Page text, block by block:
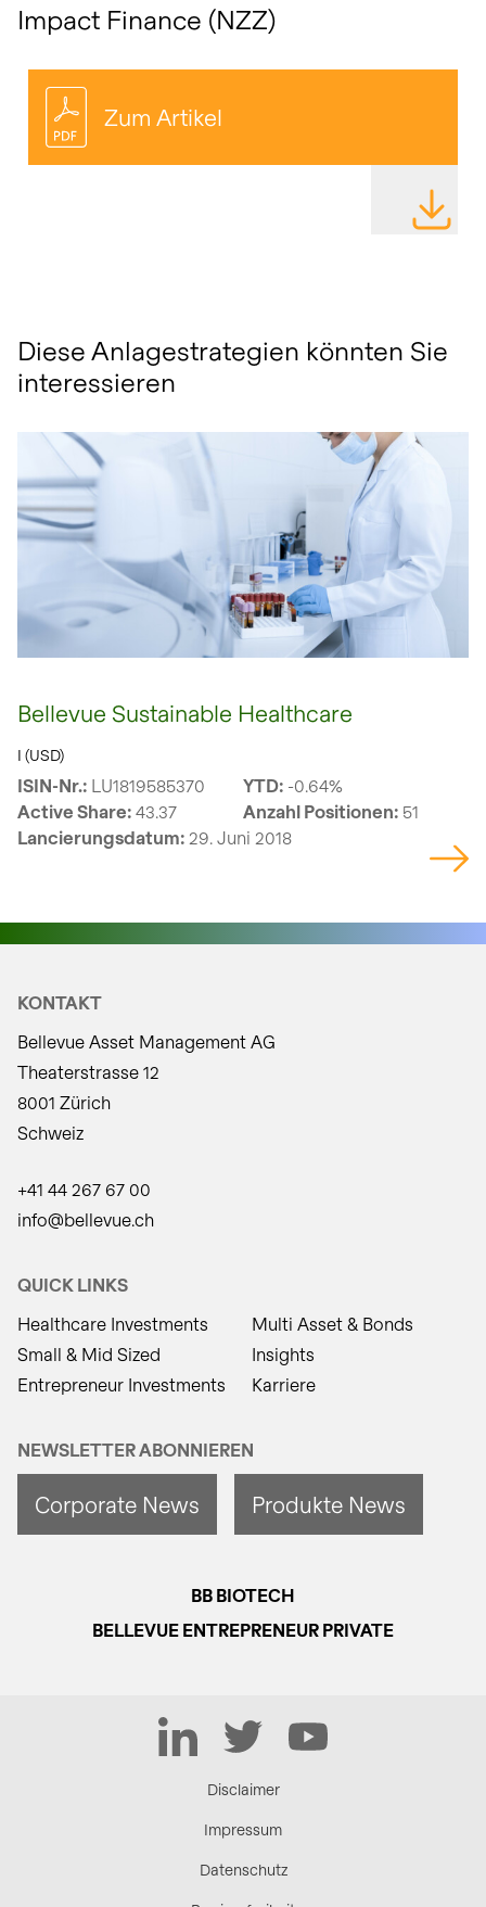
Impact Finance (NZZ)
Zum Artikel
DATEI
Diese Anlagestrategien könnten Sie
interessieren
Bellevue Sustainable Healthcare
I (USD)
ISIN-Nr.: LU1819585370 YTD: -0.64%
Active Share: 43.37 Anzahl Positionen: 51
Lancierungsdatum: 29. Juni 2018
KONTAKT
Bellevue Asset Management AG
Theaterstrasse 12
8001 Zürich
Schweiz
+41 44 267 67 00
info@bellevue.ch
QUICK LINKS
Healthcare Investments
Small & Mid Sized
Entrepreneur Investments
Multi Asset & Bonds
Insights
Karriere
NEWSLETTER ABONNIEREN
Corporate News Produkte News
BB BIOTECH
BELLEVUE ENTREPRENEUR PRIVATE
LinkedIn Twitter YouTube
Disclaimer
Impressum
Datenschutz